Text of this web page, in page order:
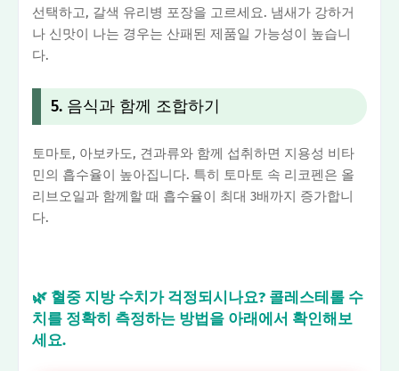
선택하고, 갈색 유리병 포장을 고르세요. 냄새가 강하거
나 신맛이 나는 경우는 산패된 제품일 가능성이 높습니
다.
5. 음식과 함께 조합하기
토마토, 아보카도, 견과류와 함께 섭취하면 지용성 비타
민의 흡수율이 높아집니다. 특히 토마토 속 리코펜은 올
리브오일과 함께할 때 흡수율이 최대 3배까지 증가합니
다.
🌿 혈중 지방 수치가 걱정되시나요? 콜레스테롤 수
치를 정확히 측정하는 방법을 아래에서 확인해보
세요.